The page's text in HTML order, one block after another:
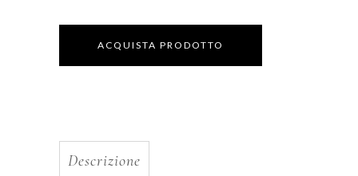
ACQUISTA PRODOTTO
Descrizione